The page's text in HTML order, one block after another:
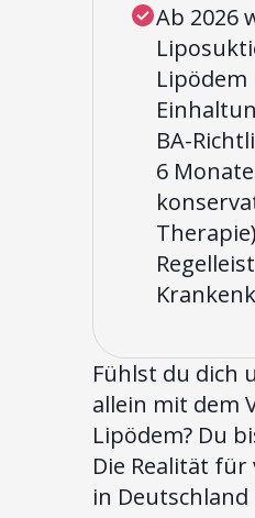
Ab 2026
BA-
6 Monate
Fühlst du dich
allein mit dem
Lipödem? Du
Die Realität für
in Deutschland